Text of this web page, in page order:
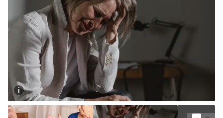
Testy a kvízy
Všechny kategorie
Tvoření
Rady a tipy
BurdaMedia
Extra
SVĚT ŽENY - 599 KČ
ROČNÍ PŘEDPLATNÉ SVĚT ŽENY +
SADA PRODUKTŮ MANA (10 ks)